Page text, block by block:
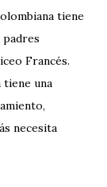
tiene
Francés.
tiene una
necesita